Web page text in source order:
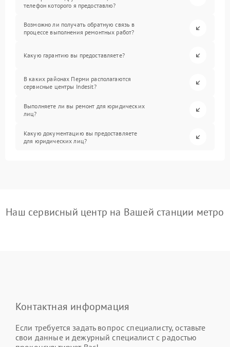
телефон которого я предоставлю?
Возможно ли получать обратную связь в
процессе выполнения ремонтных работ?
Какую гарантию вы предоставляете?
В каких районах Перми располагаются
сервисные центры Indesit?
Выполняете ли вы ремонт для юридических
лиц?
Какую документацию вы предоставляете
для юридических лиц?
Наш сервисный центр на Вашей станции метро
Контактная информация
Если требуется задать вопрос специалисту, оставьте
свои данные и дежурный специалист с радостью